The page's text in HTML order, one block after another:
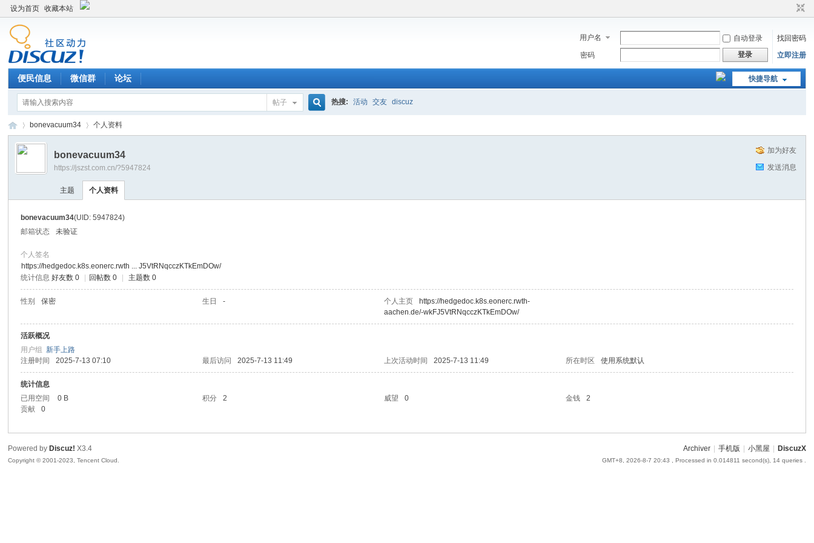
设为首页 收藏本站
用户名 自动登录
找回密码
密码
登录 立即注册
快捷导航
便民信息 微信群 论坛
帖子 热搜: 活动 交友 discuz
›
bonevacuum34 个人资料
加为好友
发送消息
bonevacuum34
https://jszst.com.cn/?5947824
主题 个人资料
bonevacuum34(UID: 5947824)
邮箱状态
未验证
个人签名
https://hedgedoc.k8s.eonerc.rwth ... J5VtRNqcczKTkEmDOw/
统计信息 好友数 0 回帖数 0 主题数 0
性别 保密 生日 - 个人主页
https://hedgedoc.k8s.eonerc.rwth-
aachen.de/-wkFJ5VtRNqcczKTkEmDOw/
活跃概况
用户组新手上路
注册时间
2025-7-13 07:10 最后访问 2025-7-13 11:49 上次活动时间 2025-7-13 11:49 所在时区 使用系统默认
统计信息
已用空间
0 B 积分 2 威望 0 金钱
2
贡献
0
Archiver 手机版 小黑屋 DiscuzX
GMT+8, 2026-8-7 20:43 , Processed in 0.014811 second(s), 14 queries .
Powered by Discuz! X3.4
Copyright © 2001-2023, Tencent Cloud.